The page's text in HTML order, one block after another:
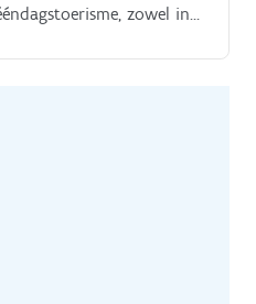
zowel in
en afwisselende werkdag.